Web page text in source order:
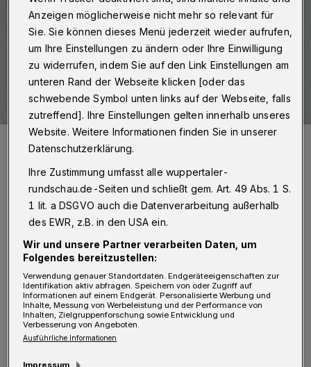
Christian Bialke.
Foto: FSV Vohwinkel
B ialke war beim CSC zuletzt Co-Trainer
der I. Mannschaft und parallel als
Jugendleiter tätig. Nachdem sich die
Cronenberger von Trainer Kai Schwertfeger
getrennt hattem wollte Bialke sich nach
Anzeigen möglicherweise nicht mehr so relevant für
Sie. Sie können dieses Menü jederzeit wieder aufrufen,
um Ihre Einstellungen zu ändern oder Ihre Einwilligung
zu widerrufen, indem Sie auf den Link Einstellungen am
unteren Rand der Webseite klicken [oder das
schwebende Symbol unten links auf der Webseite, falls
zutreffend]. Ihre Einstellungen gelten innerhalb unseres
Website. Weitere Informationen finden Sie in unserer
Datenschutzerklärung.
Ihre Zustimmung umfasst alle wuppertaler-
rundschau.de-Seiten und schließt gem. Art. 49 Abs. 1 S.
1 lit. a DSGVO auch die Datenverarbeitung außerhalb
des EWR, z.B. in den USA ein.
Wir und unsere Partner verarbeiten Daten, um
Folgendes bereitzustellen:
Verwendung genauer Standortdaten. Endgeräteeigenschaften zur
Identifikation aktiv abfragen. Speichern von oder Zugriff auf
Informationen auf einem Endgerät. Personalisierte Werbung und
Inhalte, Messung von Werbeleistung und der Performance von
Inhalten, Zielgruppenforschung sowie Entwicklung und
Verbesserung von Angeboten.
Ausführliche Informationen
Impressum